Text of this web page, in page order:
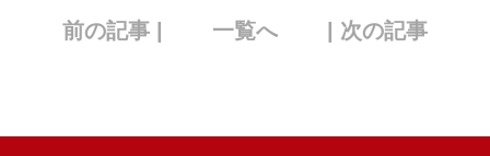
前の記事 | 一覧へ | 次の記事